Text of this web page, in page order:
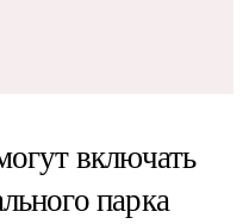
включать
парка